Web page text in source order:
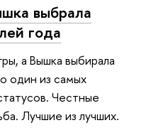
выбрала
года
а Вышка выбирала
один из самых
Честные
Лучшие из лучших.